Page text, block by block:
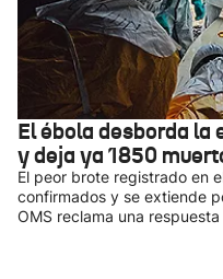
El ébola desborda la
y deja ya 1850
El peor brote registrado en
confirmados y se extiende
OMS reclama una